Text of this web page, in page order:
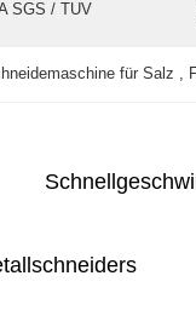
SGS / TUV
für Salz ,